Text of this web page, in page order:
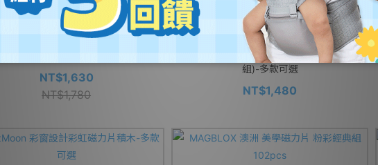
國 人體工學兒童小廚師三件組禮盒
NT$1,630
NT$1,780
CYDterra 彌月食光禮盒2入組(吸盤碗+叉匙
組)-多款可選
NT$1,480